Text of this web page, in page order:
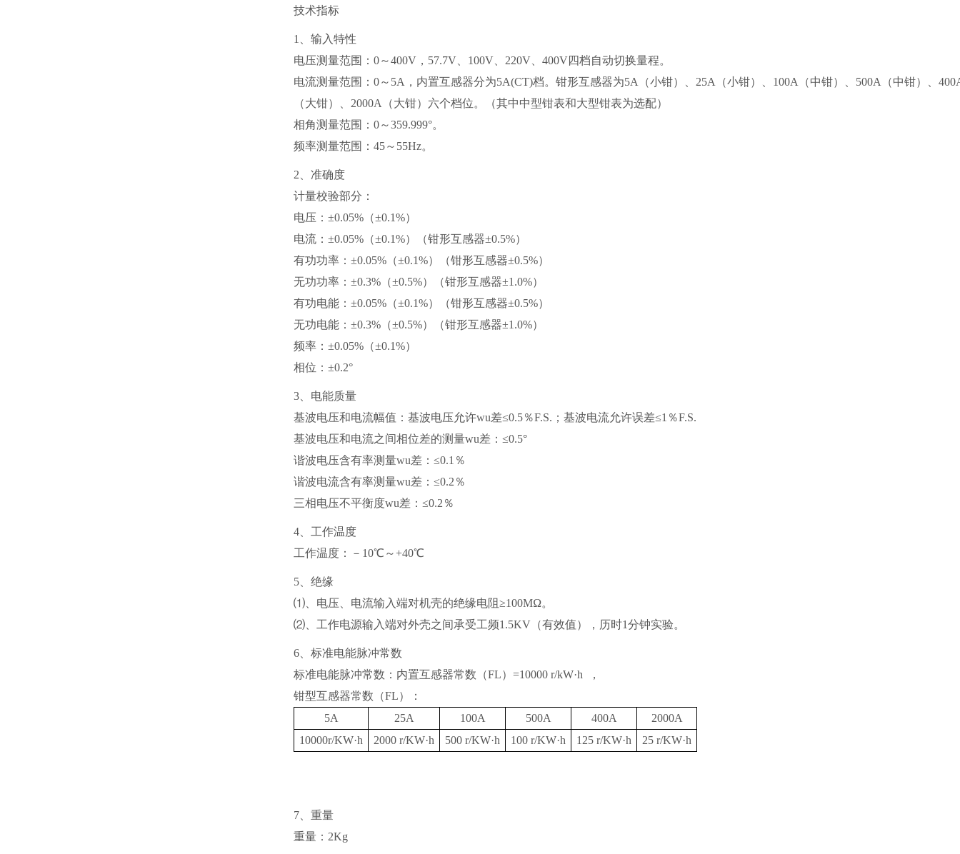
技术指标
1、输入特性
电压测量范围：0～400V，57.7V、100V、220V、400V四档自动切换量程。
电流测量范围：0～5A，内置互感器分为5A(CT)档。钳形互感器为5A（小钳）、25A（小钳）、100A（中钳）、500A（中钳）、
（大钳）、2000A（大钳）六个档位。（其中中型钳表和大型钳表为选配）
相角测量范围：0～359.999°。
频率测量范围：45～55Hz。
2、准确度
计量校验部分：
电压：±0.05%（±0.1%）
电流：±0.05%（±0.1%）（钳形互感器±0.5%）
有功功率：±0.05%（±0.1%）（钳形互感器±0.5%）
无功功率：±0.3%（±0.5%）（钳形互感器±1.0%）
有功电能：±0.05%（±0.1%）（钳形互感器±0.5%）
无功电能：±0.3%（±0.5%）（钳形互感器±1.0%）
频率：±0.05%（±0.1%）
相位：±0.2°
3、电能质量
基波电压和电流幅值：基波电压允许wu差≤0.5％F.S.；基波电流允许误差≤1％F.S.
基波电压和电流之间相位差的测量wu差：≤0.5°
谐波电压含有率测量wu差：≤0.1％
谐波电流含有率测量wu差：≤0.2％
三相电压不平衡度wu差：≤0.2％
4、工作温度
工作温度：－10℃～+40℃
5、绝缘
⑴、电压、电流输入端对机壳的绝缘电阻≥100MΩ。
⑵、工作电源输入端对外壳之间承受工频1.5KV（有效值），历时1分钟实验。
6、标准电能脉冲常数
标准电能脉冲常数：内置互感器常数（FL）=10000 r/kW·h ，
钳型互感器常数（FL）：
5A
25A 100A 500A 400A
2000A
10000r/KW·h
2000 r/KW·h 500 r/KW·h 100 r/KW·h 125 r/KW·h 25 r/KW·h
7、重量
重量：2Kg